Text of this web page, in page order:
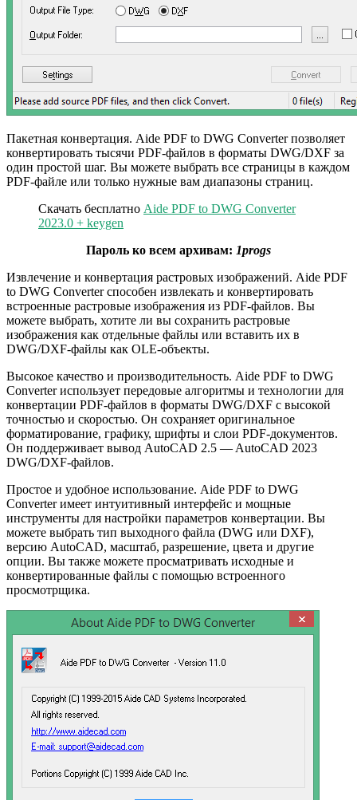
Пакетная конвертация. Aide PDF to DWG Converter позволяет
конвертировать тысячи PDF-файлов в форматы DWG/DXF за
один простой шаг. Вы можете выбрать все страницы в каждом
PDF-файле или только нужные вам диапазоны страниц.
Скачать бесплатно Aide PDF to DWG Converter
2023.0 + keygen
Пароль ко всем архивам: 1progs
Извлечение и конвертация растровых изображений. Aide PDF
to DWG Converter способен извлекать и конвертировать
встроенные растровые изображения из PDF-файлов. Вы
можете выбрать, хотите ли вы сохранить растровые
изображения как отдельные файлы или вставить их в
DWG/DXF-файлы как OLE-объекты.
Высокое качество и производительность. Aide PDF to DWG
Converter использует передовые алгоритмы и технологии для
конвертации PDF-файлов в форматы DWG/DXF с высокой
точностью и скоростью. Он сохраняет оригинальное
форматирование, графику, шрифты и слои PDF-документов.
Он поддерживает вывод AutoCAD 2.5 — AutoCAD 2023
DWG/DXF-файлов.
Простое и удобное использование. Aide PDF to DWG
Converter имеет интуитивный интерфейс и мощные
инструменты для настройки параметров конвертации. Вы
можете выбрать тип выходного файла (DWG или DXF),
версию AutoCAD, масштаб, разрешение, цвета и другие
опции. Вы также можете просматривать исходные и
конвертированные файлы с помощью встроенного
просмотрщика.